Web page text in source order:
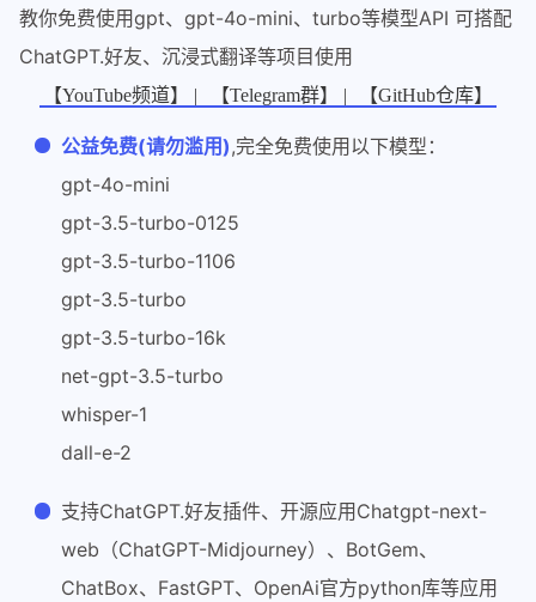
教你免费使用gpt、gpt-4o-mini、turbo等模型API 可搭配
ChatGPT.好友、沉浸式翻译等项目使用
【YouTube频道】 | 【Telegram群】 | 【GitHub仓库】
公益免费(请勿滥用),完全免费使用以下模型：
gpt-4o-mini
gpt-3.5-turbo-0125
gpt-3.5-turbo-1106
gpt-3.5-turbo
gpt-3.5-turbo-16k
net-gpt-3.5-turbo
whisper-1
dall-e-2
支持ChatGPT.好友插件、开源应用Chatgpt-next-
web（ChatGPT-Midjourney）、BotGem、
ChatBox、FastGPT、OpenAi官方python库等应用